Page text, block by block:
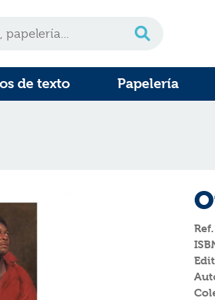
de texto Papelería
Ref.